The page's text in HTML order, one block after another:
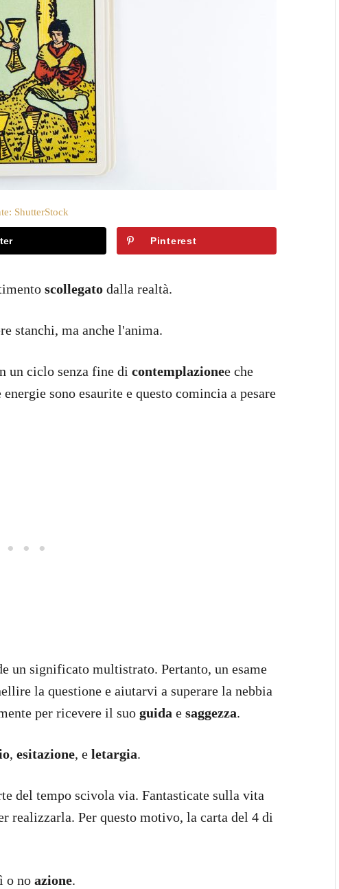
ShutterStock
Pinterest
scollegato dalla realtà.
stanchi, ma anche l'anima.
un ciclo senza fine di contemplazionee che
sono esaurite e questo comincia a pesare
un significato multistrato. Pertanto, un esame
la questione e aiutarvi a superare la nebbia
per ricevere il suo guida e saggezza.
, esitazione, e letargia.
del tempo scivola via. Fantasticate sulla vita
realizzarla. Per questo motivo, la carta del 4 di
o no azione.